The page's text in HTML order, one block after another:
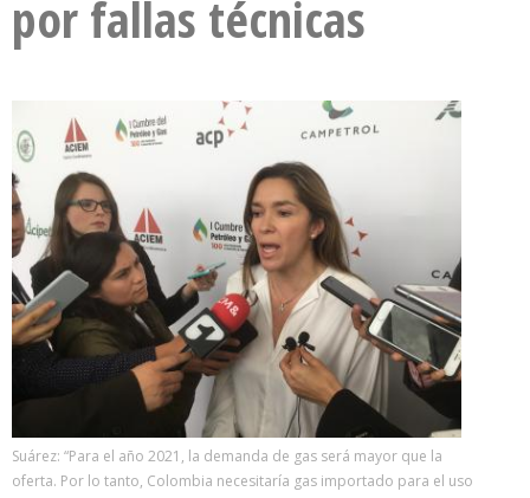
por fallas técnicas
Suárez: “Para el año 2021, la demanda de gas será mayor que la
oferta. Por lo tanto, Colombia necesitaría gas importado para el uso